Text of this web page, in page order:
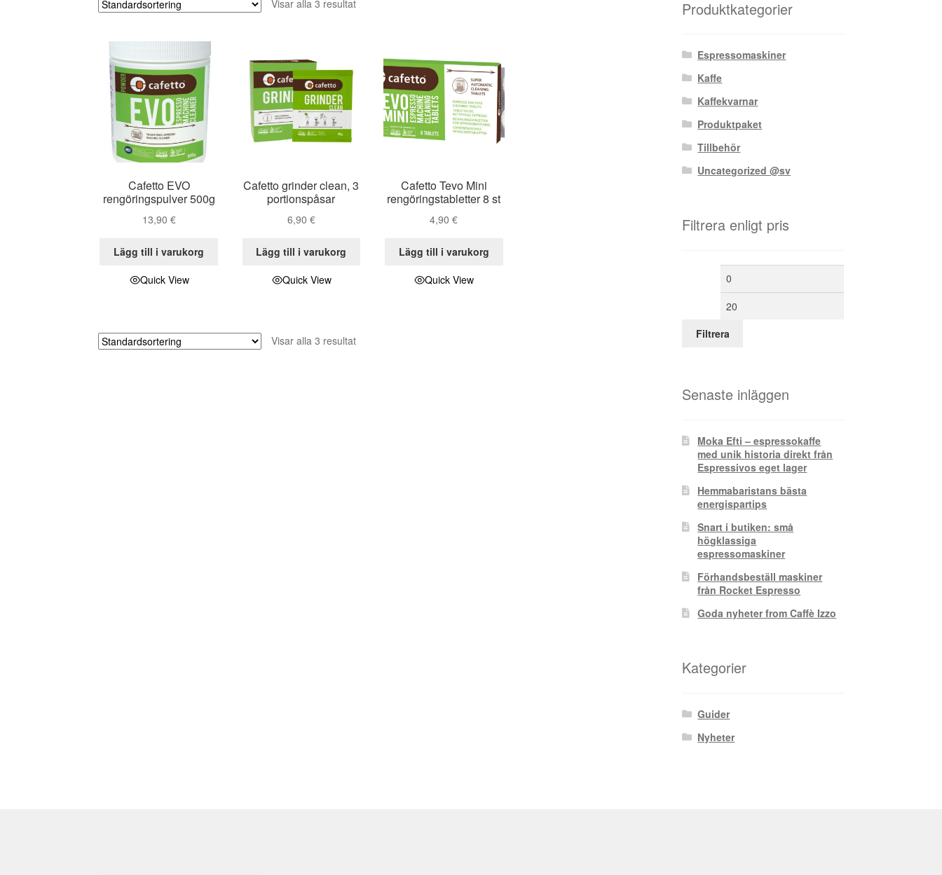
Visar alla 3 resultat
Cafetto EVO
rengöringspulver 500g
13,90 €
Lägg till i varukorg
Quick View
Cafetto grinder clean, 3
portionspåsar
6,90 €
Lägg till i varukorg
Quick View
Cafetto Tevo Mini
rengöringstabletter 8 st
4,90€
Lägg till i varukorg
Quick View
Visar alla 3 resultat
Produktkategorier
Espressomaskiner
Kaffe
Kaffekvarnar
Produktpaket
Tillbehör
Uncategorized @sv
Filtrera enligt pris
Min
Filtrera
Senaste inläggen
Moka Efti – espressokaffe
med unik historia direkt från
Espressivos eget lager
Hemmabaristans bästa
energispartips
Snart i butiken: små
högklassiga
espressomaskiner
Förhandsbeställ maskiner
från Rocket Espresso
Goda nyheter from Caffè Izzo
Kategorier
Guider
Nyheter